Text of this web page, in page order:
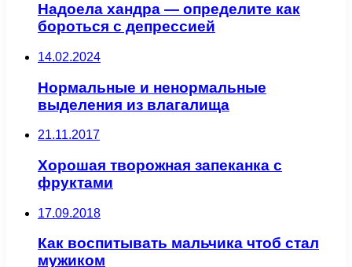
Надоела хандра — определите как
бороться с депрессией
14.02.2024
Нормальные и ненормальные
выделения из влагалища
21.11.2017
Хорошая творожная запеканка с
фруктами
17.09.2018
Как воспитывать мальчика чтоб стал
мужиком